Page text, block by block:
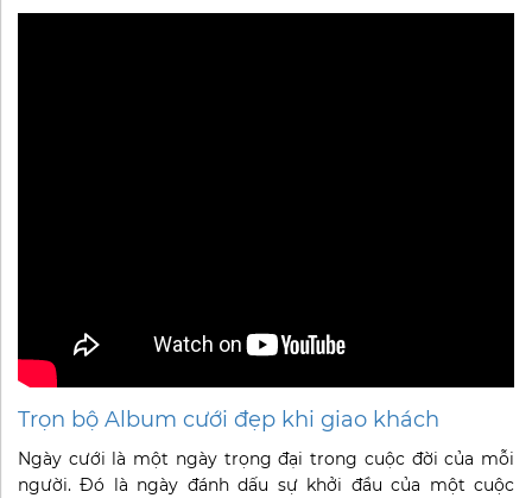
Trọn bộ Album cưới đẹp khi giao khách
Ngày cưới là một ngày trọng đại trong cuộc đời của mỗi
người. Đó là ngày đánh dấu sự khởi đầu của một cuộc